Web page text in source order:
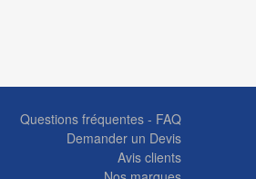
Questions fréquentes - FAQ
Demander un Devis
Avis clients